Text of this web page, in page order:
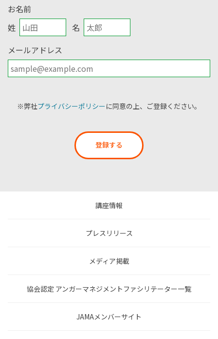
お名前
姓
名
メールアドレス
※弊社プライバシーポリシーに同意の上、ご登録ください。
登録する
講座情報
プレスリリース
メディア掲載
協会認定 アンガーマネジメントファシリテーター一覧
JAMAメンバーサイト